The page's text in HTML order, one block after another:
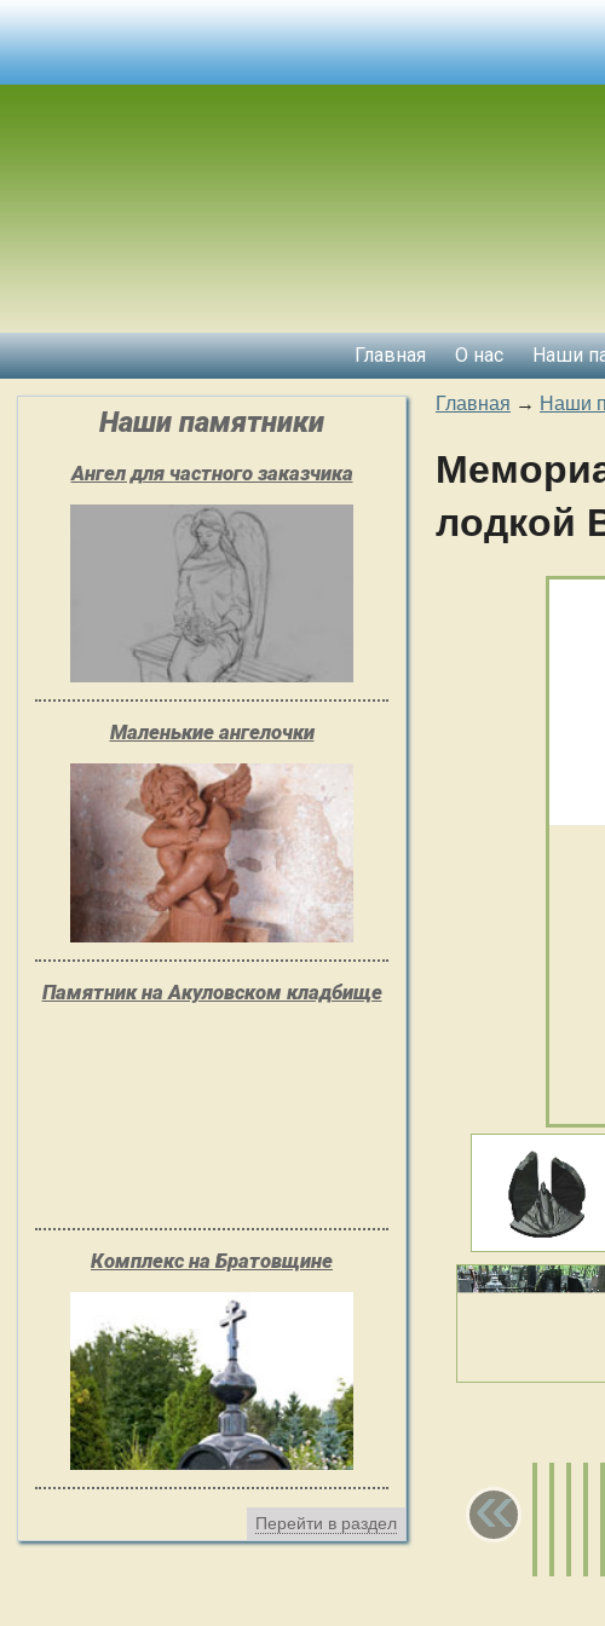
Главная О нас Наши
Наши памятники
Ангел для частного заказчика
Маленькие ангелочки
Памятник на Акуловском кладбище
Комплекс на Братовщине
Перейти в раздел
Главная → Наши
лодкой
«